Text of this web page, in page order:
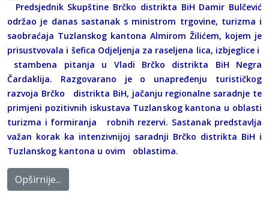
Predsjednik Skupštine Brčko distrikta BiH Damir Bulčević
održao je danas sastanak s ministrom trgovine, turizma i
saobraćaja Tuzlanskog kantona Almirom Žilićem, kojem je
prisustvovala i šefica Odjeljenja za raseljena lica, izbjeglice i
stambena pitanja u Vladi Brčko distrikta BiH Negra
Čardaklija. Razgovarano je o unapređenju turističkog
razvoja Brčko distrikta BiH, jačanju regionalne saradnje te
primjeni pozitivnih iskustava Tuzlanskog kantona u oblasti
turizma i formiranja robnih rezervi. Sastanak predstavlja
važan korak ka intenzivnijoj saradnji Brčko distrikta BiH i
Tuzlanskog kantona u ovim oblastima.
Opširnije...